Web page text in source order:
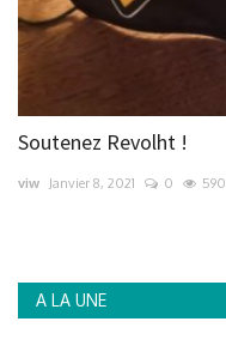
Soutenez Revolht !
viw Janvier 8, 2021 0 590
A LA UNE